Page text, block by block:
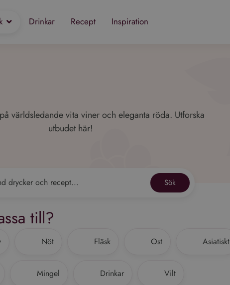
Drinkar Recept Inspiration
världsledande vita viner och eleganta röda. Utforska
utbudet här!
Sök
till?
Nöt Fläsk Ost Asiatiskt
Mingel Drinkar Vilt